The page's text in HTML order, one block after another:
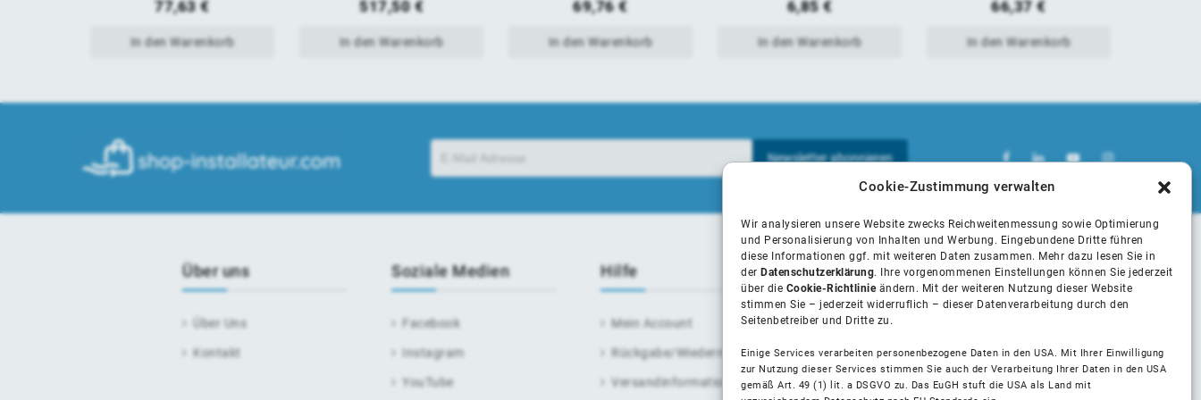
Cookie-Zustimmung verwalten
Wir analysieren unsere Website zwecks Reichweitenmessung sowie Optimierung
und Personalisierung von Inhalten und Werbung. Eingebundene Dritte führen
diese Informationen ggf. mit weiteren Daten zusammen. Mehr dazu lesen Sie in
der Datenschutzerklärung. Ihre vorgenommenen Einstellungen können Sie jederzeit
über die Cookie-Richtlinieändern. Mit der weiteren Nutzung dieser Website
stimmen Sie – jederzeit widerruflich – dieser Datenverarbeitung durch den
Seitenbetreiber und Dritte zu.
Einige Services verarbeiten personenbezogene Daten in den USA. Mit Ihrer Einwilligung
zur Nutzung dieser Services stimmen Sie auch der Verarbeitung Ihrer Daten in den USA
gemäß Art. 49 (1) lit. a DSGVO zu. Das EuGH stuft die USA als Land mit
77,63€
In den Warenkorb
517,50€
In den Warenkorb
69,76€
In den Warenkorb
6,85€
In den Warenkorb
66,37€
In den Warenkorb
Über uns
Über Uns
Kontakt
Soziale Medien
Facebook
Instagram
YouTube
Hilfe
Mein Account
Rückgabe/Wiederruf
Versandinformationen
Unsere Partner
Installateure
Marken und Hersteller
Installateur Partner Anfrage